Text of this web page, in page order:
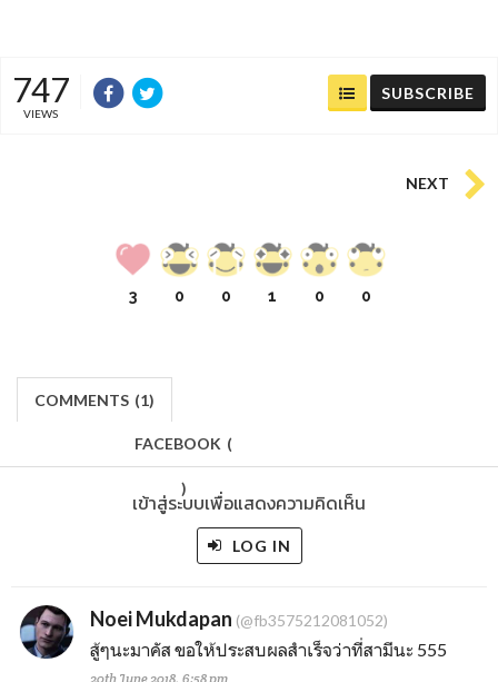
747
VIEWS
SUBSCRIBE
NEXT
3 0 0 1 0 0
COMMENTS (1)
FACEBOOK (
)
เข้าสู่ระบบเพื่อแสดงความคิดเห็น
LOG IN
Noei Mukdapan (@fb3575212081052)
สู้ๆนะมาคัส ขอให้ประสบผลสำเร็จว่าที่สามีนะ 555
20th June 2018, 6:58 pm